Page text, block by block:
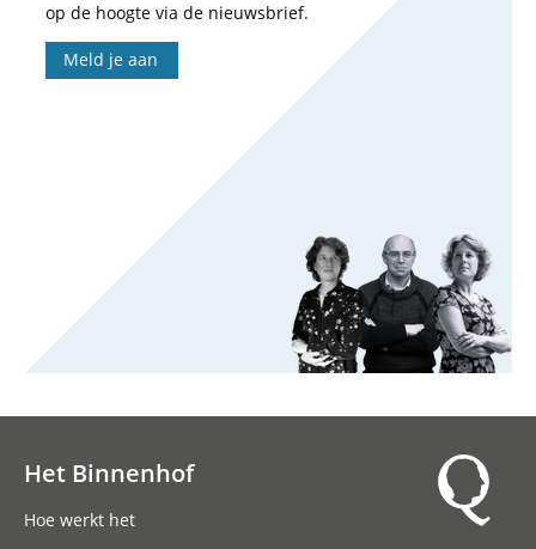
op de hoogte via de nieuwsbrief.
Meld je aan
Het Binnenhof
Hoe werkt het